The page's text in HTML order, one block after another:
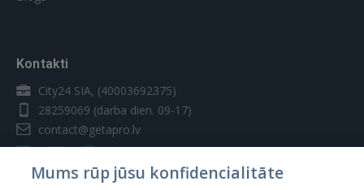
sekošanas tehnoloģijas šādiem mērķiem:
Veiktspējas sīkfaili
Šie sīkfaili ļauj mums saskaitīt
apmeklējumus un datplūsmas avotus, lai
mēs varētu novērtēt un uzlabot mūsu
vietnes veiktspēju. Šie sīkfaili palīdz mums
uzzināt, kuras lapas ir vispopulārākās un
periodā par abonementa maksu.
Regulējošā likumdošana un jurisdikcija
Šie Lietošanas noteikumi tiek regulēti un
interpretēti atbilstoši Latvijas Republikas
likumdošanai. Strīdi, kas rodas saistībā ar šiem
Kontakti
City24 SIA, (40003692375)
28259069 (darba dien. 09-17)
contact@getapro.lv
Mums rūp jūsu konfidencialitāte